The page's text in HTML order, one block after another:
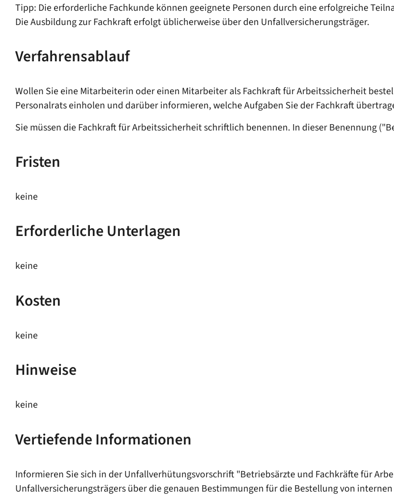
Tipp: Die erforderliche Fachkunde können geeignete Personen durch eine erfolgreiche
Die Ausbildung zur Fachkraft erfolgt üblicherweise über den Unfallversicherungsträger.
Verfahrensablauf
Wollen Sie eine Mitarbeiterin oder einen Mitarbeiter als Fachkraft für Arbeitssicherheit
Personalrats einholen und darüber informieren, welche Aufgaben Sie der Fachkraft
Sie müssen die Fachkraft für Arbeitssicherheit schriftlich benennen. In dieser Benennung
Fristen
keine
Erforderliche Unterlagen
keine
Kosten
keine
Hinweise
keine
Vertiefende Informationen
Informieren Sie sich in der Unfallverhütungsvorschrift "Betriebsärzte und Fachkräfte für
Unfallversicherungsträgers über die genauen Bestimmungen für die Bestellung von